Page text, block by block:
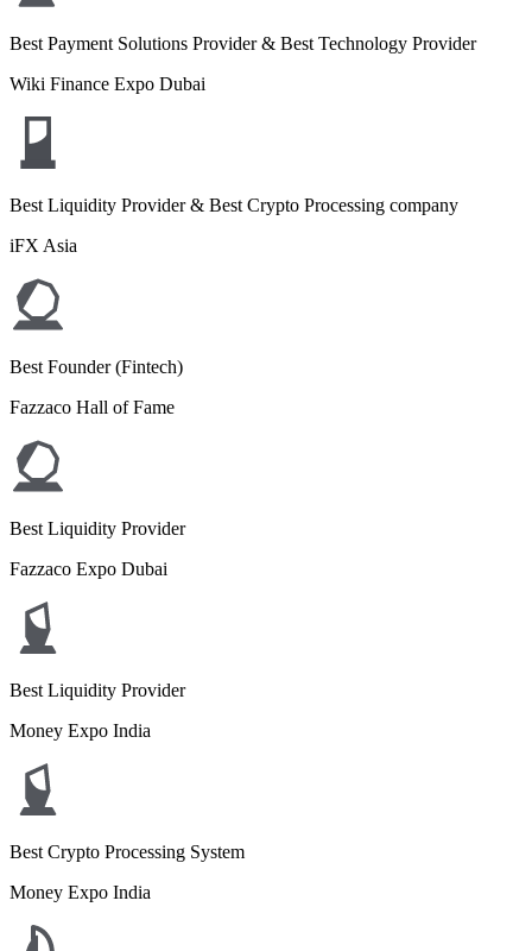
Best Payment Solutions Provider & Best Technology Provider
Wiki Finance Expo Dubai
Best Liquidity Provider & Best Crypto Processing company
iFX Asia
Best Founder (Fintech)
Fazzaco Hall of Fame
Best Liquidity Provider
Fazzaco Expo Dubai
Best Liquidity Provider
Money Expo India
Best Crypto Processing System
Money Expo India